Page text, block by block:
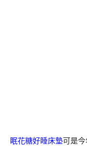
眠花糖好睡床墊可是